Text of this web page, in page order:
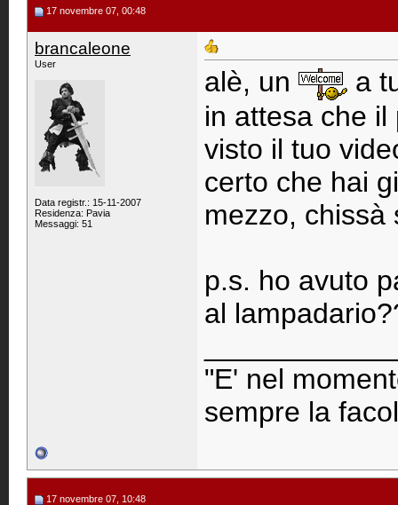
17 novembre 07, 00:48
brancaleone
User
Data registr.: 15-11-2007
Residenza: Pavia
Messaggi: 51
alè, un
a
in attesa che
visto il tuo
certo che hai
mezzo, chissà
p.s. ho avuto
al
"E' nel
sempre la
17 novembre 07, 10:48